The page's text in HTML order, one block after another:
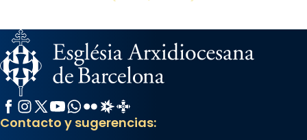
Facebook
Instagram
X / Twitter
YouTube
WhatsApp
FlickrRadio Estel
Catalunya Cristiana
Contacto y sugerencias: